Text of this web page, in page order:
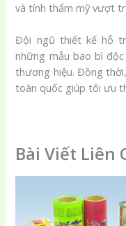
và tính thẩm mỹ vượt
Đội ngũ thiết kế hỗ
những mẫu bao bì
thương hiệu. Đồng
toàn quốc giúp tối ưu
Bài Viết Liên